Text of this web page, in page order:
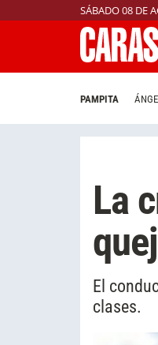
SÁBADO 08 DE
PAMPITA
La
El
clases.